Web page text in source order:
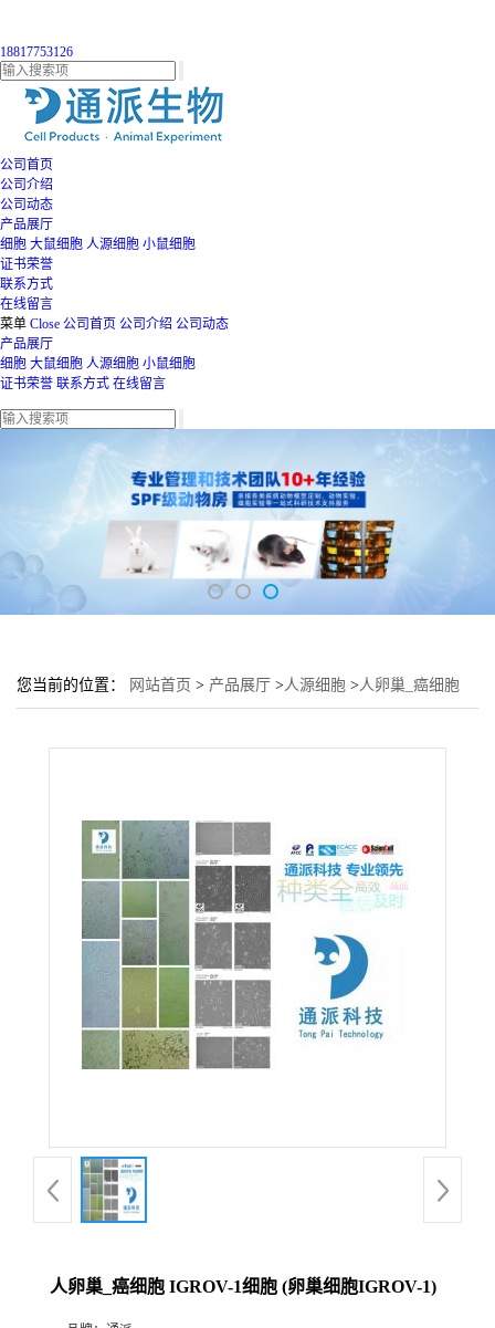
18817753126
公司首页
公司介绍
公司动态
产品展厅
细胞 大鼠细胞 人源细胞 小鼠细胞
证书荣誉
联系方式
在线留言
菜单 Close 公司首页 公司介绍 公司动态
产品展厅
细胞 大鼠细胞 人源细胞 小鼠细胞
证书荣誉 联系方式 在线留言
您当前的位置： 网站首页 > 产品展厅 >人源细胞 >人卵巢_癌细胞
人卵巢_癌细胞 IGROV-1细胞 (卵巢细胞IGROV-1)